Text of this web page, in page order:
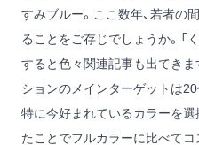
すみブルー。ここ数年、若者の
ることをご存じでしょうか。「
すると色々関連記事も出てき
ションのメインターゲットは
特に今好まれているカラーを選
たことでフルカラーに比べてコ